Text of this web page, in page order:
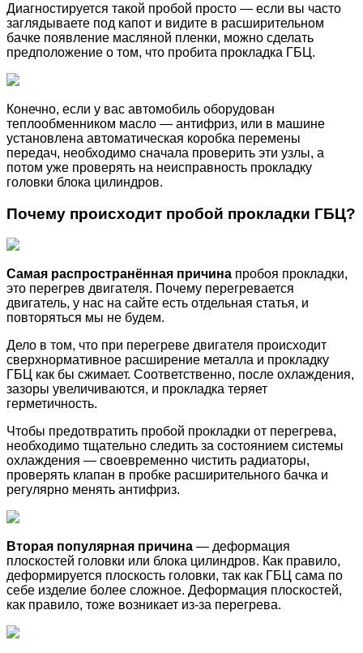
Диагностируется такой пробой просто — если вы часто
заглядываете под капот и видите в расширительном
бачке появление масляной пленки, можно сделать
предположение о том, что пробита прокладка ГБЦ.
Конечно, если у вас автомобиль оборудован
теплообменником масло — антифриз, или в машине
установлена автоматическая коробка перемены
передач, необходимо сначала проверить эти узлы, а
потом уже проверять на неисправность прокладку
головки блока цилиндров.
Почему происходит пробой прокладки ГБЦ?
Самая распространённая причина пробоя прокладки,
это перегрев двигателя. Почему перегревается
двигатель, у нас на сайте есть отдельная статья, и
повторяться мы не будем.
Дело в том, что при перегреве двигателя происходит
сверхнормативное расширение металла и прокладку
ГБЦ как бы сжимает. Соответственно, после охлаждения,
зазоры увеличиваются, и прокладка теряет
герметичность.
Чтобы предотвратить пробой прокладки от перегрева,
необходимо тщательно следить за состоянием системы
охлаждения — своевременно чистить радиаторы,
проверять клапан в пробке расширительного бачка и
регулярно менять антифриз.
Вторая популярная причина — деформация
плоскостей головки или блока цилиндров. Как правило,
деформируется плоскость головки, так как ГБЦ сама по
себе изделие более сложное. Деформация плоскостей,
как правило, тоже возникает из-за перегрева.